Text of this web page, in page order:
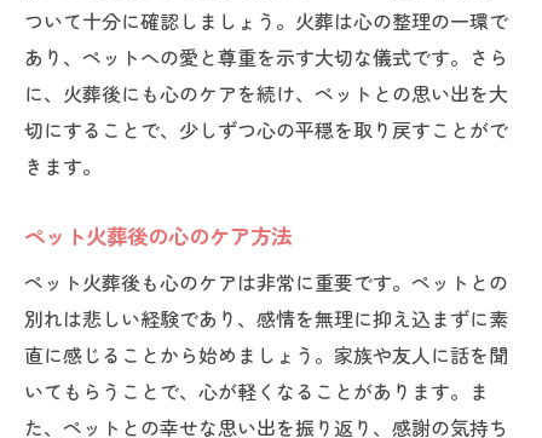
ついて十分に確認しましょう。火葬は心の整理の一環で
あり、ペットへの愛と尊重を示す大切な儀式です。さら
に、火葬後にも心のケアを続け、ペットとの思い出を大
切にすることで、少しずつ心の平穏を取り戻すことがで
きます。
ペット火葬後の心のケア方法
ペット火葬後も心のケアは非常に重要です。ペットとの
別れは悲しい経験であり、感情を無理に抑え込まずに素
直に感じることから始めましょう。家族や友人に話を聞
いてもらうことで、心が軽くなることがあります。ま
た、ペットとの幸せな思い出を振り返り、感謝の気持ち